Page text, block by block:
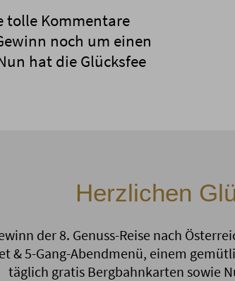
tolle Kommentare
noch um einen
hat die Glücksfee
Herzlichen
der 8. Genuss-Reise nach
& 5-Gang-Abendmenü, einem
täglich gratis Bergbahnkarten sowie